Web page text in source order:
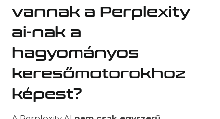
vannak a Perplexity
ai-nak a
hagyományos
keresőmotorokhoz
képest?